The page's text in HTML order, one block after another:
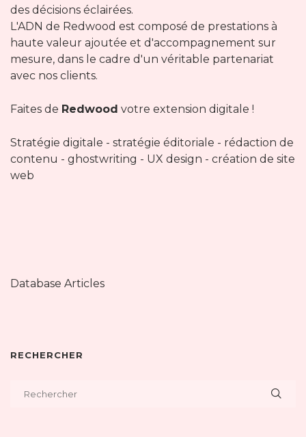
des décisions éclairées.
L'ADN de Redwood est composé de prestations à
haute valeur ajoutée et d'accompagnement sur
mesure, dans le cadre d'un véritable partenariat
avec nos clients.
Faites de Redwood votre extension digitale !
Stratégie digitale - stratégie éditoriale - rédaction de
contenu - ghostwriting - UX design - création de site
web
Database Articles
RECHERCHER